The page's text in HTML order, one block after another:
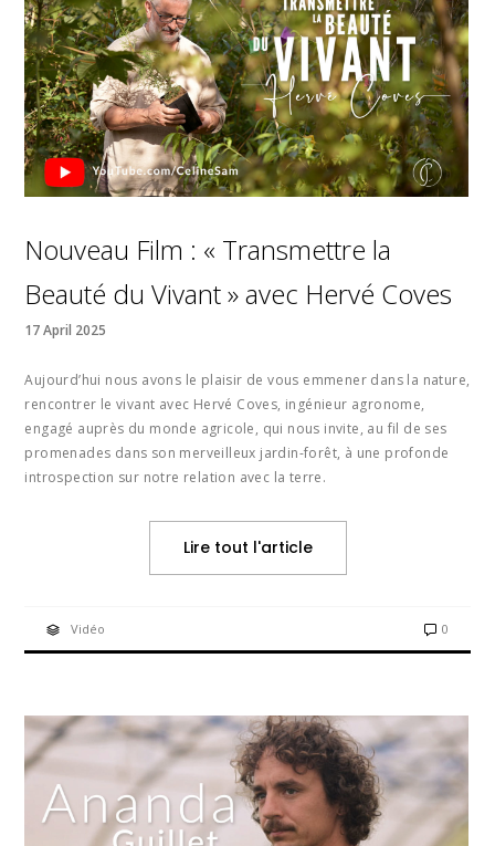
Nouveau Film : « Transmettre la
Beauté du Vivant » avec Hervé Coves
17 April 2025
Aujourd’hui nous avons le plaisir de vous emmener dans la nature,
rencontrer le vivant avec Hervé Coves, ingénieur agronome,
engagé auprès du monde agricole, qui nous invite, au fil de ses
promenades dans son merveilleux jardin-forêt, à une profonde
introspection sur notre relation avec la terre.
Lire tout l'article
Vidéo 0